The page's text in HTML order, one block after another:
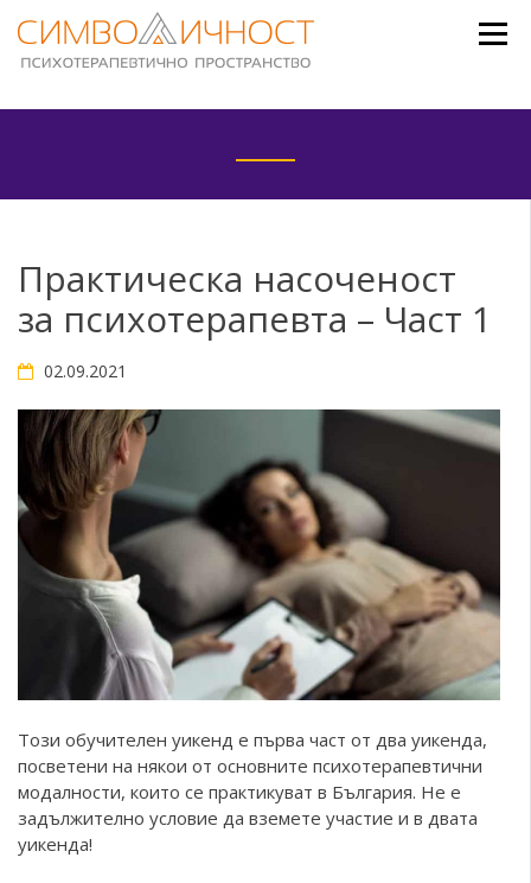
content
Практическа насоченост
за психотерапевта – Част 1
02.09.2021
Този обучителен уикенд е първа част от два уикенда,
посветени на някои от основните психотерапевтични
модалности, които се практикуват в България. Не е
задължително условие да вземете участие и в двата
уикенда!